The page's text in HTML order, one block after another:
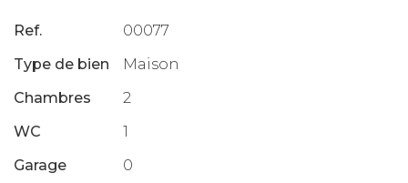
Ref.
00077
Type de bien
Maison
Chambres
2
WC
1
Garage
0